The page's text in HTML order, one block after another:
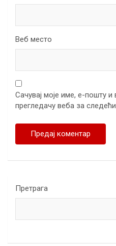
Веб место
Сачувај моје име, е-пошту
прегледачу веба за
Претрага